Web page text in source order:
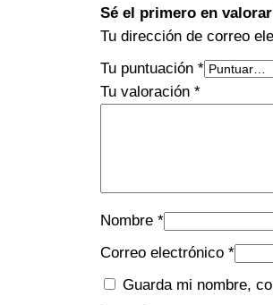
Sé el primero en valorar
Tu dirección de correo
Tu puntuación *
Tu valoración *
Nombre *
Correo electrónico *
Guarda mi nombre,